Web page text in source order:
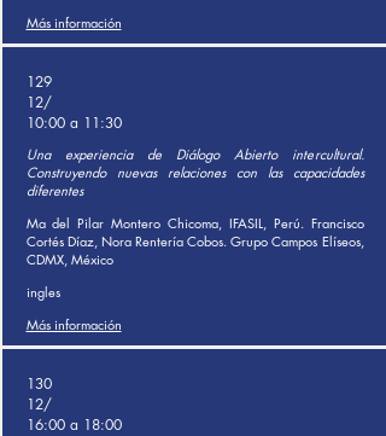
Más información
129
12/
10:00 a 11:30
Una experiencia de Diálogo Abierto intercultural.
Construyendo nuevas relaciones con las capacidades
diferentes
Ma del Pilar Montero Chicoma, IFASIL, Perú. Francisco
Cortés Díaz, Nora Rentería Cobos. Grupo Campos Elíseos,
CDMX, México
ingles
Más información
130
12/
16:00 a 18:00